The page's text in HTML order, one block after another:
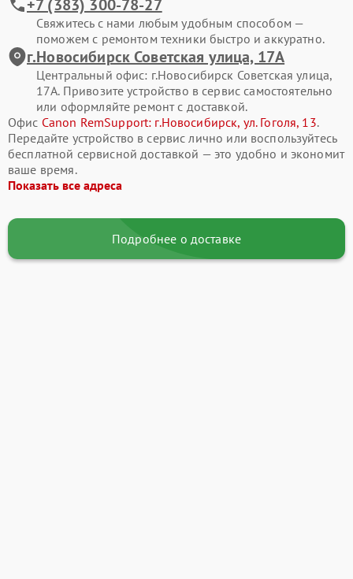
+7 (383) 300-78-27
Свяжитесь с нами любым удобным способом —
поможем с ремонтом техники быстро и аккуратно.
г.Новосибирск Советская улица, 17А
Центральный офис: г.Новосибирск Советская улица,
17А. Привозите устройство в сервис самостоятельно
или оформляйте ремонт с доставкой.
Офис Canon RemSupport: г.Новосибирск, ул. Гоголя, 13.
Передайте устройство в сервис лично или воспользуйтесь
бесплатной сервисной доставкой — это удобно и экономит
ваше время.
Показать все адреса
Подробнее о доставке